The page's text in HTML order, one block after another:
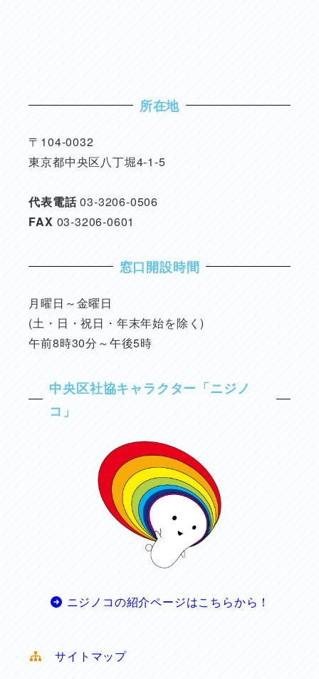
所在地
〒104-0032
東京都中央区八丁堀4-1-5
代表電話03-3206-0506
FAX 03-3206-0601
窓口開設時間
月曜日～金曜日
(土・日・祝日・年末年始を除く)
午前8時30分～午後5時
中央区社協キャラクター「ニジノ
コ」
ニジノコの紹介ページはこちらから！
サイトマップ